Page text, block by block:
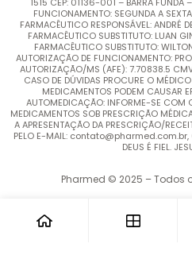
FUNCIONAMENTO: SEGUNDA A
FARMACÊUTICO RESPONSÁVEL: ANDRÉ
FARMACÊUTICO SUBSTITUTO: LUAN
FARMACÊUTICO SUBSTITUTO:
AUTORIZAÇÃO DE FUNCIONAMENTO:
AUTORIZAÇÃO/MS (AFE): 7.70838.5
CASO DE DÚVIDAS PROCURE O
MEDICAMENTOS PODEM CAUSAR
AUTOMEDICAÇÃO: INFORME-SE
MEDICAMENTOS SOB PRESCRIÇÃO
A APRESENTAÇÃO DA PRESCRIÇÃO/
PELO E-MAIL: contato@pharmed.com.br,
DEUS É FIEL.
Pharmed © 2025 – Todos